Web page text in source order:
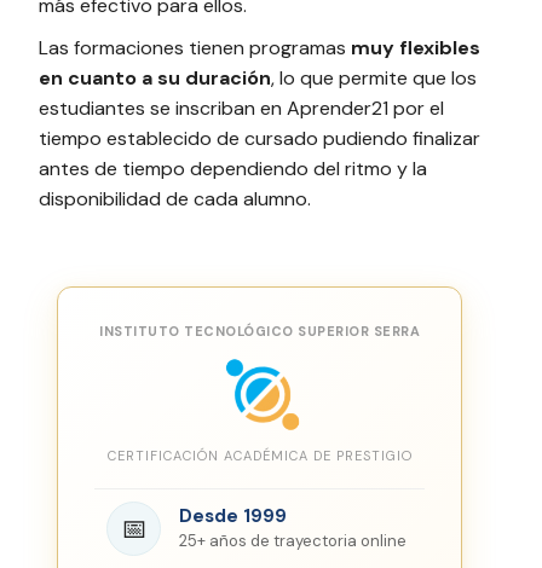
Las formaciones tienen programas muy flexibles
en cuanto a su duración, lo que permite que los
estudiantes se inscriban en Aprender21 por el
tiempo establecido de cursado pudiendo finalizar
antes de tiempo dependiendo del ritmo y la
disponibilidad de cada alumno.
INSTITUTO TECNOLÓGICO SUPERIOR SERRA
CERTIFICACIÓN ACADÉMICA DE PRESTIGIO
📅 Desde 1999
25+ años de trayectoria online